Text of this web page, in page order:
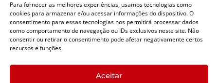
Para fornecer as melhores experiências, usamos tecnologias como
cookies para armazenar e/ou acessar informações do dispositivo. O
consentimento para essas tecnologias nos permitirá processar dados
como comportamento de navegação ou IDs exclusivos neste site. Não
consentir ou retirar o consentimento pode afetar negativamente certos
recursos e funções.
Aceitar
Alertas Defesa Civil:
SMS 40199
ENDEREÇO
Defesa Civil do Estado de Santa Catarina
Bairro:
Capoeiras, Florianópolis, SC